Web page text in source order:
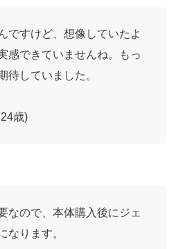
ですけど、想像していたよ
感できていませんね。もっ
待していました。
歳)
なので、本体購入後にジェ
なります。